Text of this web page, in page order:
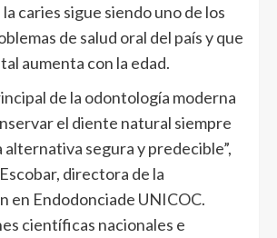
caries sigue siendo uno de los
de salud oral del país y que
aumenta con la edad.
de la odontología moderna
el diente natural siempre
alternativa segura y predecible”,
directora de la
en Endodonciade UNICOC.
científicas nacionales e